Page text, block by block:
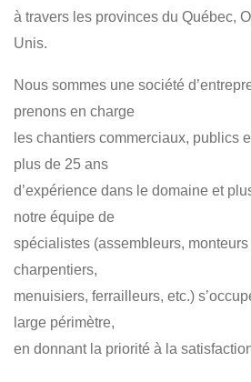
à travers les provinces du Québec,
Unis.
Nous sommes une société
prenons en charge
les chantiers commerciaux, publics
plus de 25 ans
d’expérience dans le domaine et
notre équipe de
spécialistes (assembleurs, monteurs
charpentiers,
menuisiers, ferrailleurs, etc.)
large périmètre,
en donnant la priorité à la